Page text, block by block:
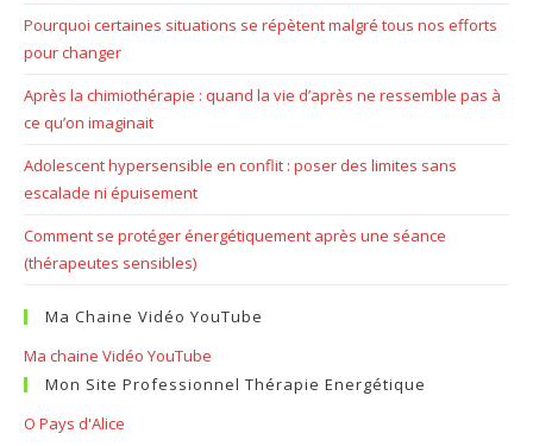
Pourquoi certaines situations se répètent malgré tous nos efforts
pour changer
Après la chimiothérapie : quand la vie d’après ne ressemble pas à
ce qu’on imaginait
Adolescent hypersensible en conflit : poser des limites sans
escalade ni épuisement
Comment se protéger énergétiquement après une séance
(thérapeutes sensibles)
Ma Chaine Vidéo YouTube
Ma chaine Vidéo YouTube
Mon Site Professionnel Thérapie Energétique
O Pays d'Alice